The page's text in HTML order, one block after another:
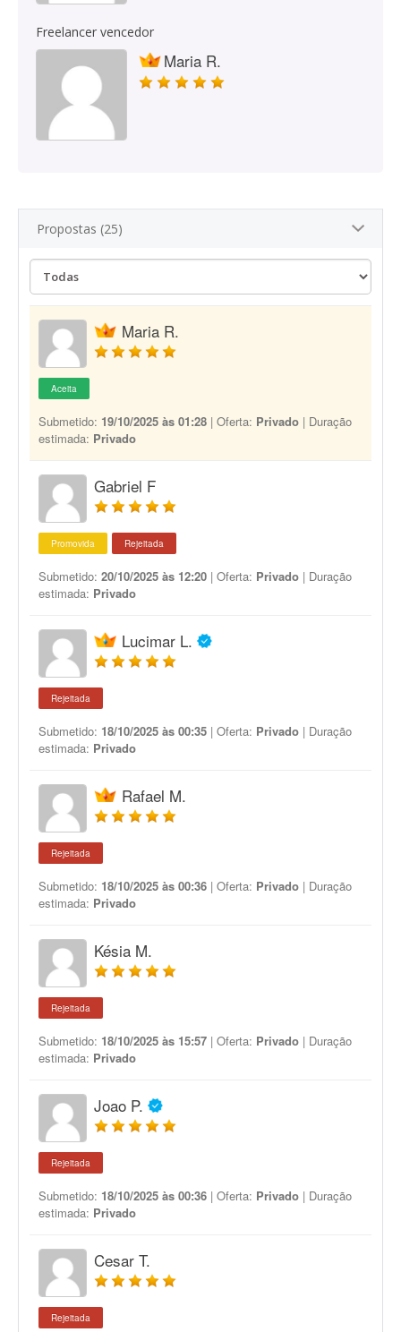
Freelancer vencedor
Maria R.
Propostas (25)
Maria R.
Aceita
Submetido: 19/10/2025 às 01:28 | Oferta: Privado | Duração
estimada: Privado
Gabriel F
Promovida Rejeitada
Submetido: 20/10/2025 às 12:20 | Oferta: Privado | Duração
estimada: Privado
Lucimar L.
Rejeitada
Submetido: 18/10/2025 às 00:35 | Oferta: Privado | Duração
estimada: Privado
Rafael M.
Rejeitada
Submetido: 18/10/2025 às 00:36 | Oferta: Privado | Duração
estimada: Privado
Késia M.
Rejeitada
Submetido: 18/10/2025 às 15:57 | Oferta: Privado | Duração
estimada: Privado
Joao P.
Rejeitada
Submetido: 18/10/2025 às 00:36 | Oferta: Privado | Duração
estimada: Privado
Cesar T.
Rejeitada